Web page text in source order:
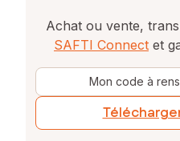
Achat ou vente,
SAFTI Connect et
Mon code à